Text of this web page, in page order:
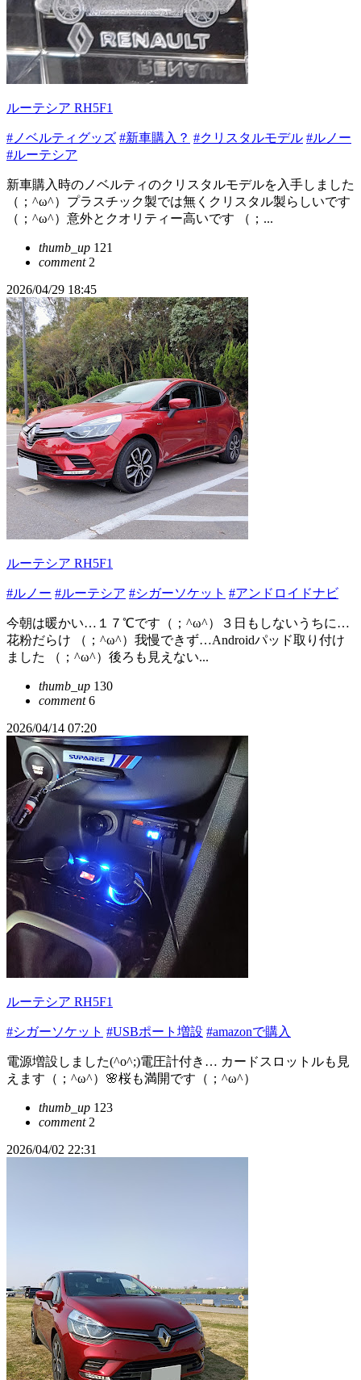
ルーテシア RH5F1
#ノベルティグッズ #新車購入？ #クリスタルモデル #ルノー
#ルーテシア
新車購入時のノベルティのクリスタルモデルを入手しました
（；^ω^）プラスチック製では無くクリスタル製らしいです
（；^ω^）意外とクオリティー高いです （；...
thumb_up 121
comment2
2026/04/29 18:45
ルーテシア RH5F1
#ルノー #ルーテシア #シガーソケット #アンドロイドナビ
今朝は暖かい…１７℃です（；^ω^）３日もしないうちに…
花粉だらけ （；^ω^）我慢できず…Androidパッド取り付け
ました （；^ω^）後ろも見えない...
thumb_up 130
comment6
2026/04/14 07:20
ルーテシア RH5F1
#シガーソケット #USBポート増設 #amazonで購入
電源増設しました(^o^;)電圧計付き… カードスロットルも見
えます（；^ω^）🌸桜も満開です（；^ω^）
thumb_up 123
comment2
2026/04/02 22:31